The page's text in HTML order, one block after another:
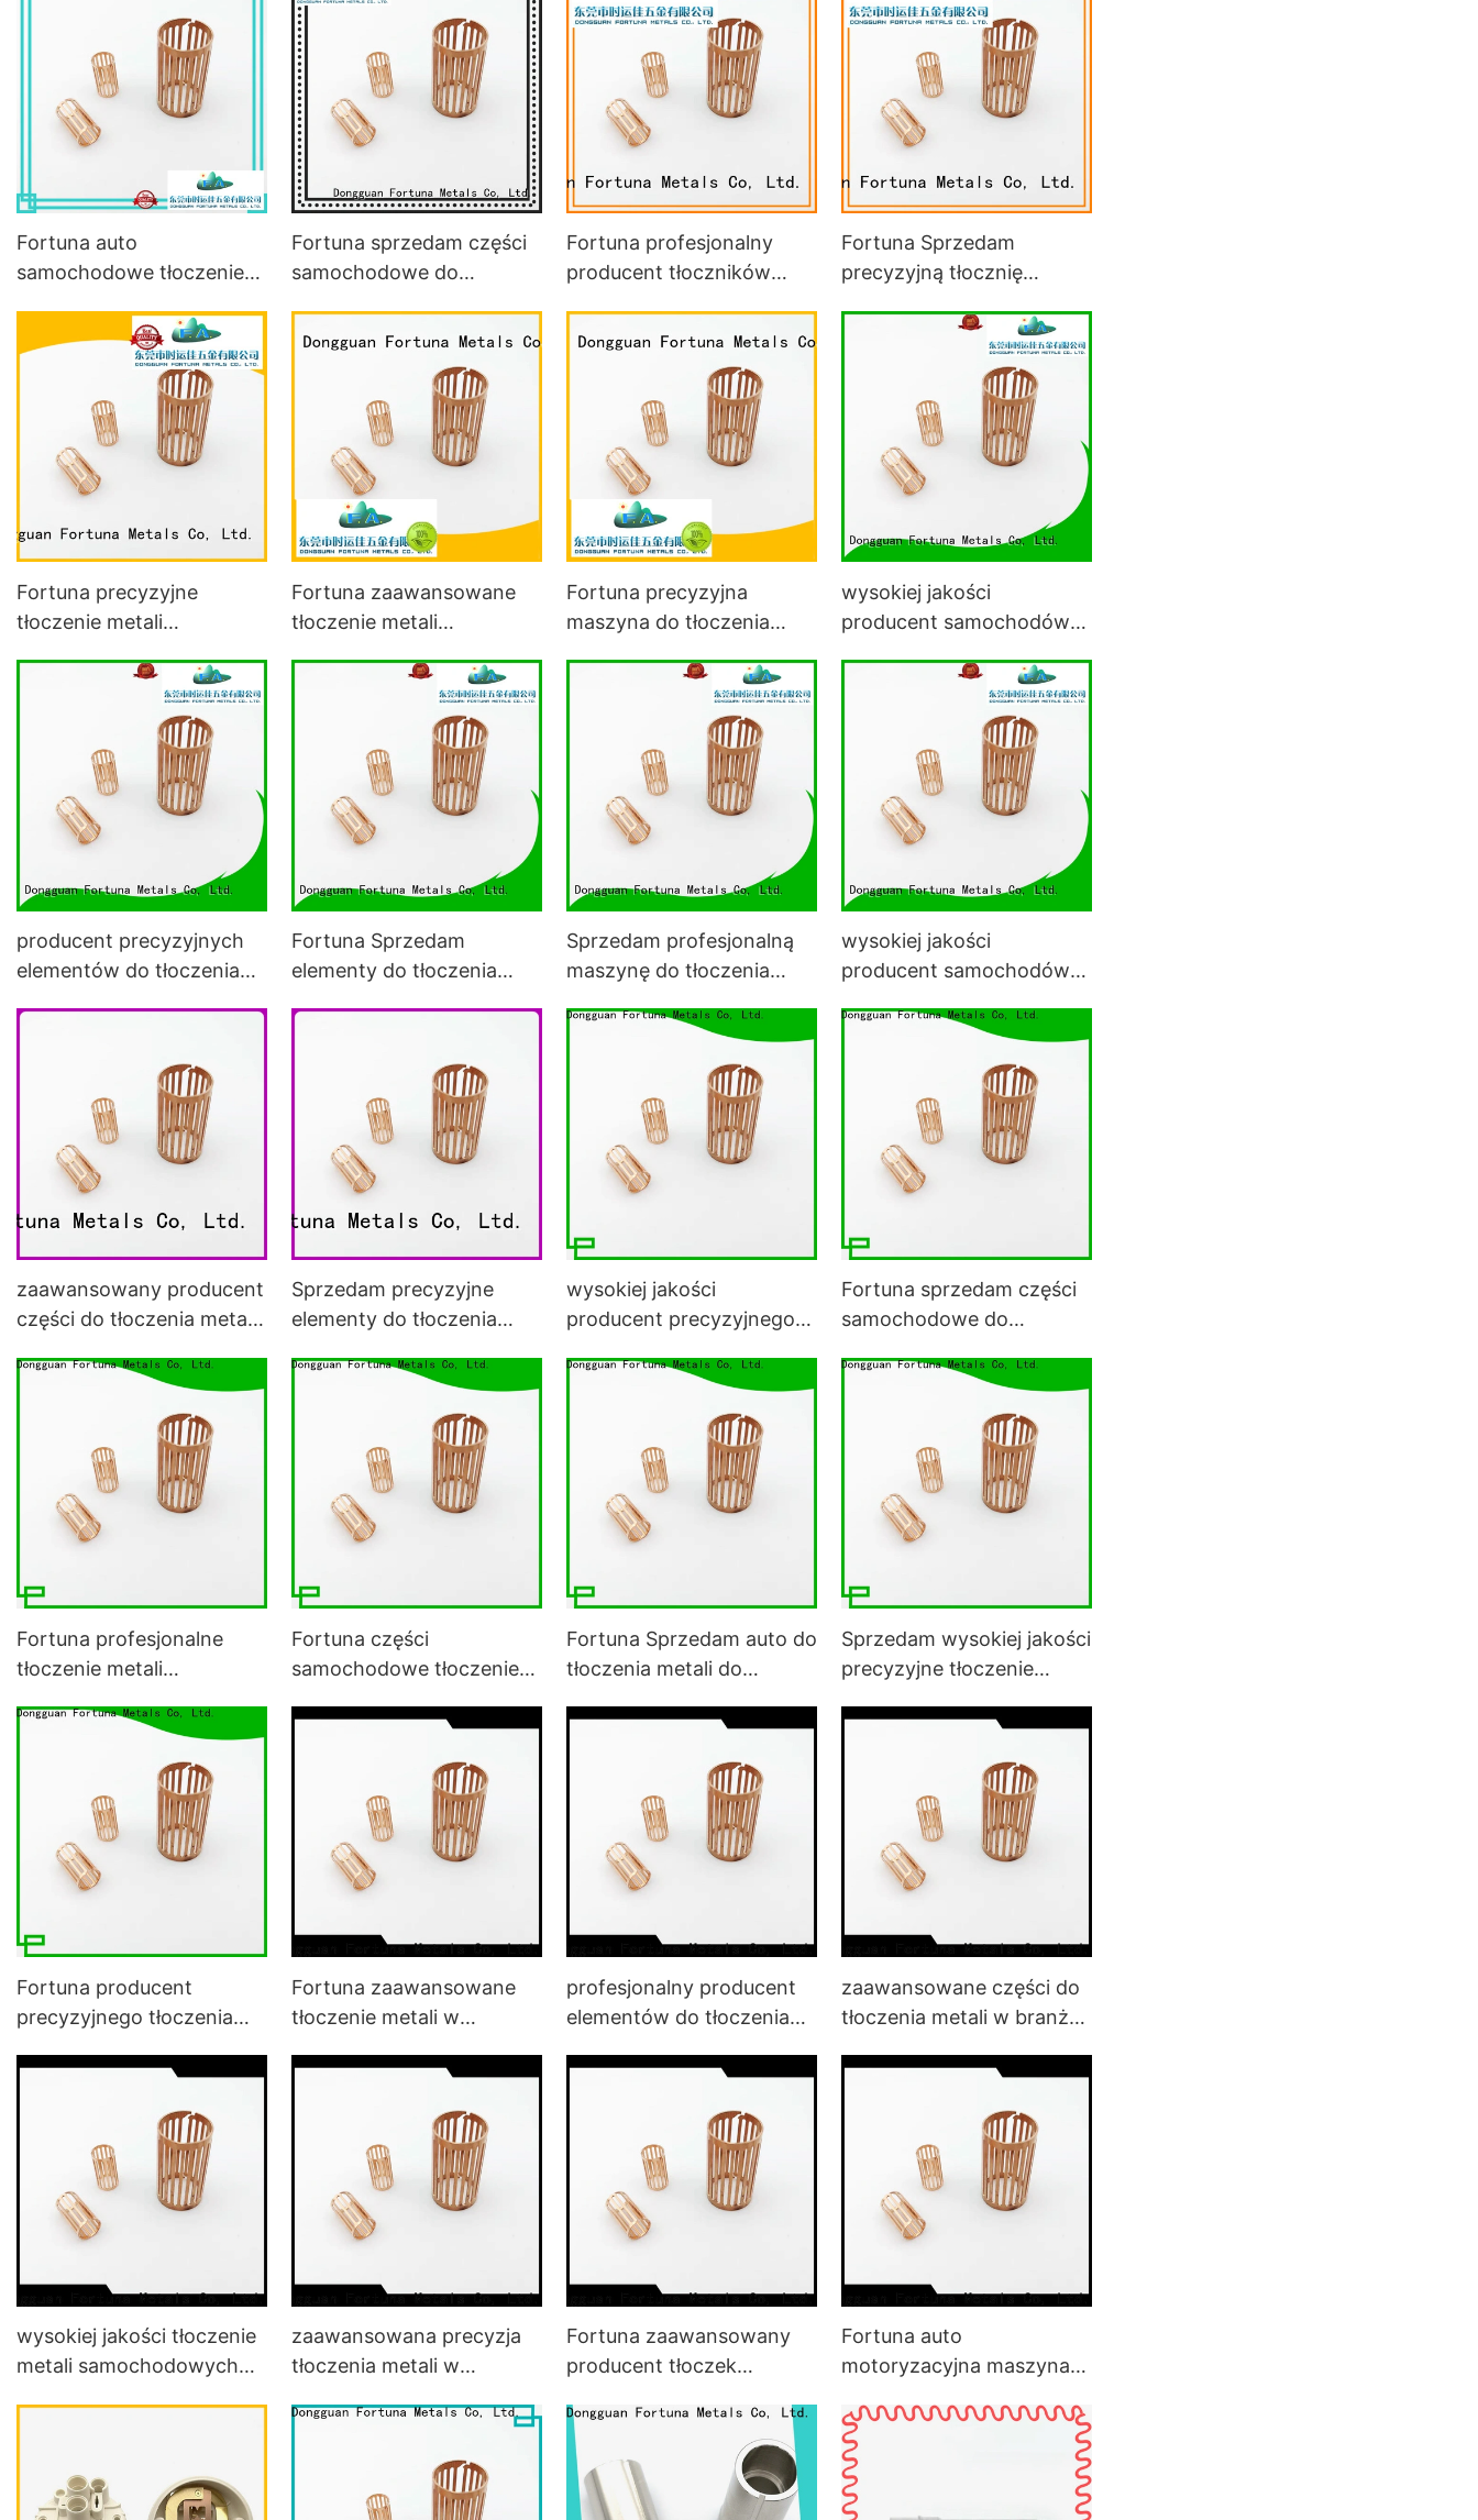
samochodu
Fortuna auto
samochodowe tłoczenie
samochodów
Fortuna sprzedam części
samochodowe do
pojazdów1
Fortuna profesjonalny
producent tłoczników
samochodów
Fortuna Sprzedam
precyzyjną tłocznię
Fortuna precyzyjne
tłoczenie metali
dla samochodów
Fortuna zaawansowane
tłoczenie metali
dla pojazdów
Fortuna precyzyjna
maszyna do tłoczenia
wysokiej jakości
producent samochodów
producent precyzyjnych
elementów do tłoczenia
Fortuna Sprzedam
elementy do tłoczenia
Sprzedam profesjonalną
maszynę do tłoczenia
wysokiej jakości
producent samochodów
samochodach
zaawansowany producent
części do tłoczenia metali
do samochodów
Sprzedam precyzyjne
elementy do tłoczenia
wysokiej jakości
producent precyzyjnego
samochodowych do
Fortuna sprzedam części
samochodowe do
samochodów
Fortuna profesjonalne
tłoczenie metali
dla pojazdów
Fortuna części
samochodowe tłoczenie
samochodów
Fortuna Sprzedam auto do
tłoczenia metali do
elektrycznych
Sprzedam wysokiej jakości
precyzyjne tłoczenie
do pojazdów
Fortuna producent
precyzyjnego tłoczenia
Fortuna zaawansowane
tłoczenie metali w
profesjonalny producent
elementów do tłoczenia
zaawansowane części do
tłoczenia metali w branży
samochodów do
wysokiej jakości tłoczenie
metali samochodowych
zaawansowana precyzja
tłoczenia metali w
pojazdów
Fortuna zaawansowany
producent tłoczek
pojazdów
Fortuna auto
motoryzacyjna maszyna
samochodów